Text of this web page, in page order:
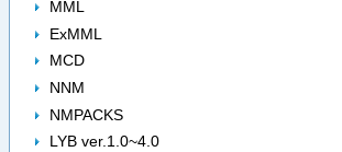
MML
ExMML
MCD
NNM
NMPACKS
LYB ver.1.0~4.0